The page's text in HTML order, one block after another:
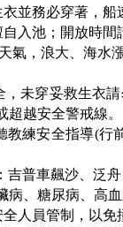
並務必穿著，
入池；開放時
氣，浪大、海水
未穿妥救生衣
越安全警戒線。
練安全指導(
吉普車飆沙、泛
病、糖尿病、高
人員管制，以